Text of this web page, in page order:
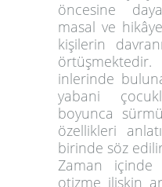
öncesine
masal ve
kişilerin
inlerinde
yabani
boyunca
özellikleri
birinde söz
Zaman içinde
otizme ilişkin